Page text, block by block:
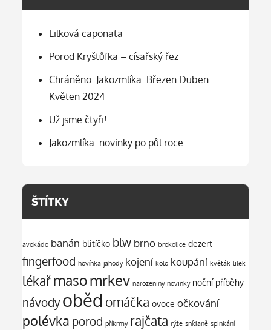
Lilková caponata
Porod Kryštůfka – císařský řez
Chráněno: Jakozmlíka: Březen Duben
Květen 2024
Už jsme čtyři!
Jakozmlíka: novinky po půl roce
ŠTÍTKY
avokádo banán blitíčko blw brno brokolice dezert
fingerfood hovínka jahody kojení kolo koupání květák lilek
lékařmasomrkev narozeniny novinky noční příběhy
návodyoběd omáčka ovoce očkování
polévka porod příkrmy rajčata rýže snídaně spinkání